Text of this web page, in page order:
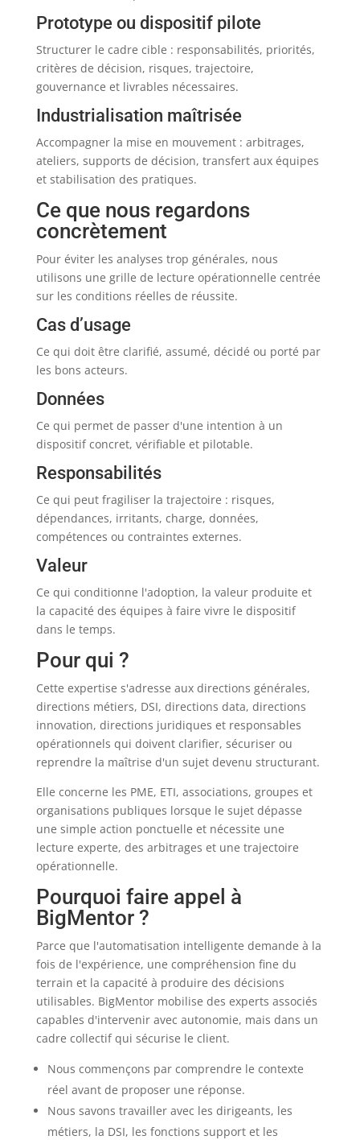
Prototype ou dispositif pilote
Structurer le cadre cible : responsabilités, priorités,
critères de décision, risques, trajectoire,
gouvernance et livrables nécessaires.
Industrialisation maîtrisée
Accompagner la mise en mouvement : arbitrages,
ateliers, supports de décision, transfert aux équipes
et stabilisation des pratiques.
Ce que nous regardons
concrètement
Pour éviter les analyses trop générales, nous
utilisons une grille de lecture opérationnelle centrée
sur les conditions réelles de réussite.
Cas d’usage
Ce qui doit être clarifié, assumé, décidé ou porté par
les bons acteurs.
Données
Ce qui permet de passer d'une intention à un
dispositif concret, vérifiable et pilotable.
Responsabilités
Ce qui peut fragiliser la trajectoire : risques,
dépendances, irritants, charge, données,
compétences ou contraintes externes.
Valeur
Ce qui conditionne l'adoption, la valeur produite et
la capacité des équipes à faire vivre le dispositif
dans le temps.
Pour qui ?
Cette expertise s'adresse aux directions générales,
directions métiers, DSI, directions data, directions
innovation, directions juridiques et responsables
opérationnels qui doivent clarifier, sécuriser ou
reprendre la maîtrise d'un sujet devenu structurant.
Elle concerne les PME, ETI, associations, groupes et
organisations publiques lorsque le sujet dépasse
une simple action ponctuelle et nécessite une
lecture experte, des arbitrages et une trajectoire
opérationnelle.
Pourquoi faire appel à
BigMentor ?
Parce que l'automatisation intelligente demande à la
fois de l'expérience, une compréhension fine du
terrain et la capacité à produire des décisions
utilisables. BigMentor mobilise des experts associés
capables d'intervenir avec autonomie, mais dans un
cadre collectif qui sécurise le client.
Nous commençons par comprendre le contexte
réel avant de proposer une réponse.
Nous savons travailler avec les dirigeants, les
métiers, la DSI, les fonctions support et les